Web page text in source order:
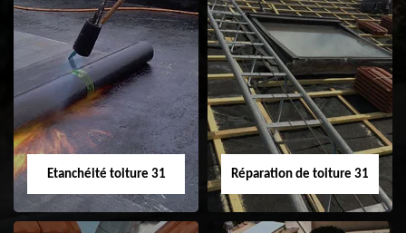
Peinture sur tuile
31
Nettoyage
demoussage de
toiture 31
Etanchéité toiture 31 Réparation de toiture 31